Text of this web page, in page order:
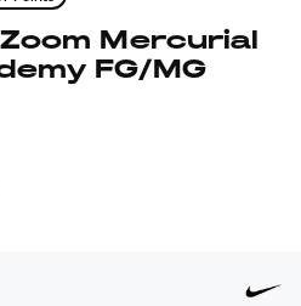
FG/MG